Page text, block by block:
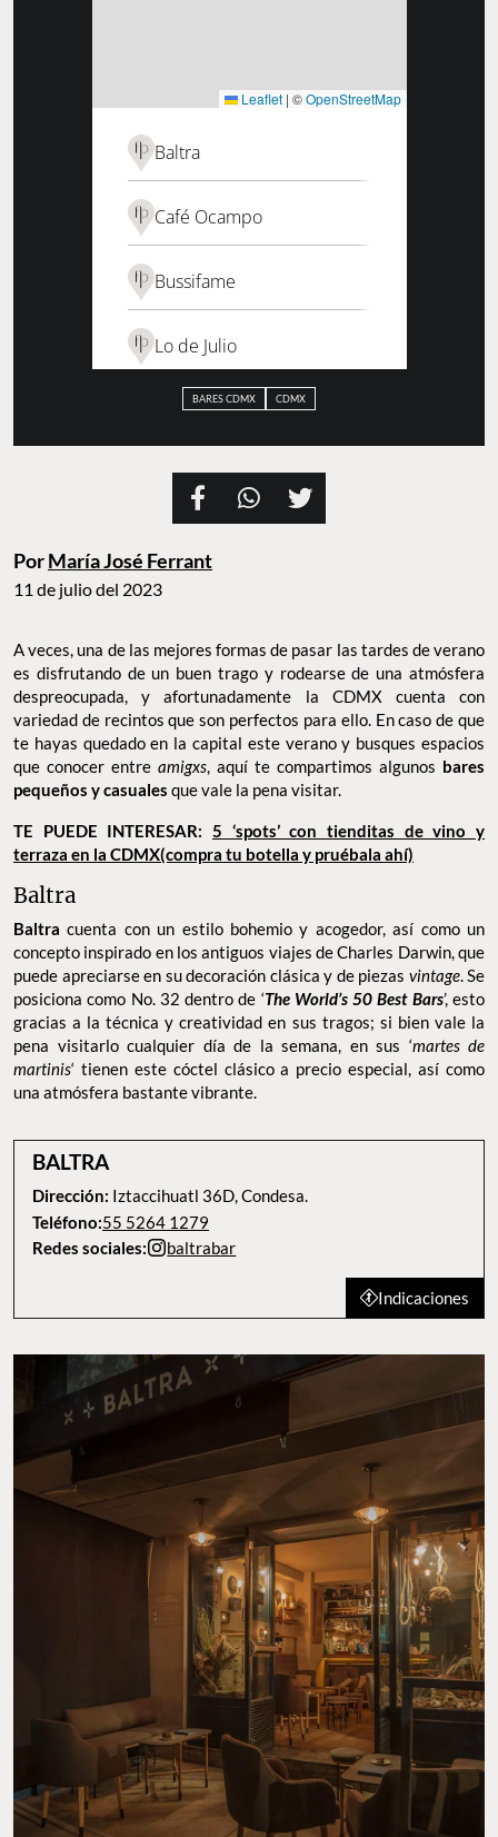
Leaflet | ©OpenStreetMap
Baltra
Café Ocampo
Bussifame
Lo de Julio
Oropel
Café Tacobar Roma Norte
BARES CDMX CDMX
PorMaría José Ferrant
11 de julio del 2023
A veces, una de las mejores formas de pasar las tardes de verano
es disfrutando de un buen trago y rodearse de una atmósfera
despreocupada, y afortunadamente la CDMX cuenta con
variedad de recintos que son perfectos para ello. En caso de que
te hayas quedado en la capital este verano y busques espacios
que conocer entre amigxs, aquí te compartimos algunos bares
pequeños y casuales que vale la pena visitar.
TE PUEDE INTERESAR: 5 ‘spots’ con tienditas de vino y
terraza en la CDMX(compra tu botella y pruébala ahí)
Baltra
Baltra cuenta con un estilo bohemio y acogedor, así como un
concepto inspirado en los antiguos viajes de Charles Darwin, que
puede apreciarse en su decoración clásica y de piezas vintage. Se
posiciona como No. 32 dentro de ‘The World’s 50 Best Bars’, esto
gracias a la técnica y creatividad en sus tragos; si bien vale la
pena visitarlo cualquier día de la semana, en sus ‘martes de
martinis‘ tienen este cóctel clásico a precio especial, así como
una atmósfera bastante vibrante.
BALTRA
Dirección: Iztaccihuatl 36D, Condesa.
Teléfono:55 5264 1279
Redes sociales:
baltrabar
Indicaciones